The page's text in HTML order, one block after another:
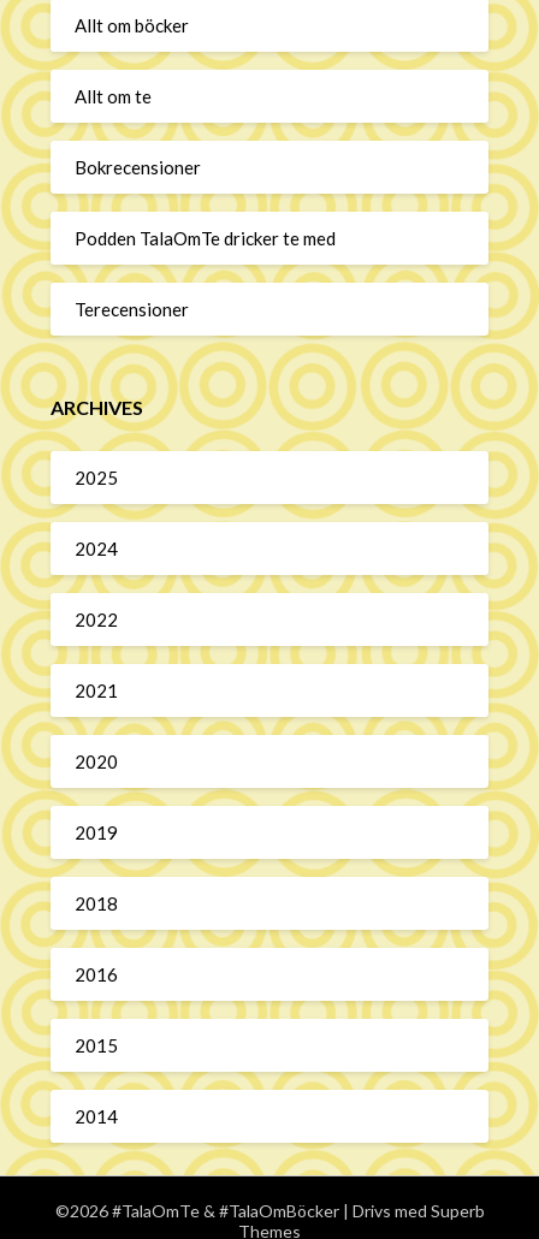
Allt om böcker
Allt om te
Bokrecensioner
Podden TalaOmTe dricker te med
Terecensioner
ARCHIVES
2025
2024
2022
2021
2020
2019
2018
2016
2015
2014
©2026 #TalaOmTe & #TalaOmBöcker | Drivs med Superb
Themes